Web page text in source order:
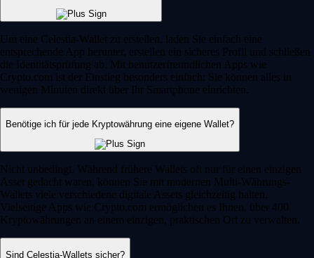
Um eine Celestia-Wallet zu erstellen, laden Sie einfach eine
entsprechende App herunter, erstellen ein sicheres Profil und schließen
die Identitätsprüfung ab. Mit benutzerfreundlichen Apps wie
Crypto.com ist der Einstieg besonders einfach: Sie können alles in
wenigen Minuten direkt über Ihr Smartphone einrichten.
Benötige ich für jede Kryptowährung eine eigene Wallet?
Nicht unbedingt. Während frühere Wallets oft nur für einen einzigen
Asset gedacht waren, können Sie mit modernen Multi-Währungs-
Wallets viele verschiedene digitale Assets gleichzeitig halten.
Vielseitige Apps wie Crypto.com ermöglichen es Ihnen, über 400
Kryptowährungen an einem einzigen, praktischen Ort zu verwalten.
Sind Celestia-Wallets sicher?